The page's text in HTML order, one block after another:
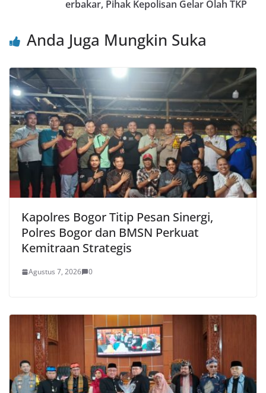
p
erbakar, Pihak Kepolisan Gelar Olah TKP
Anda Juga Mungkin Suka
Kapolres Bogor Titip Pesan Sinergi,
Polres Bogor dan BMSN Perkuat
Kemitraan Strategis
Agustus 7, 2026 0